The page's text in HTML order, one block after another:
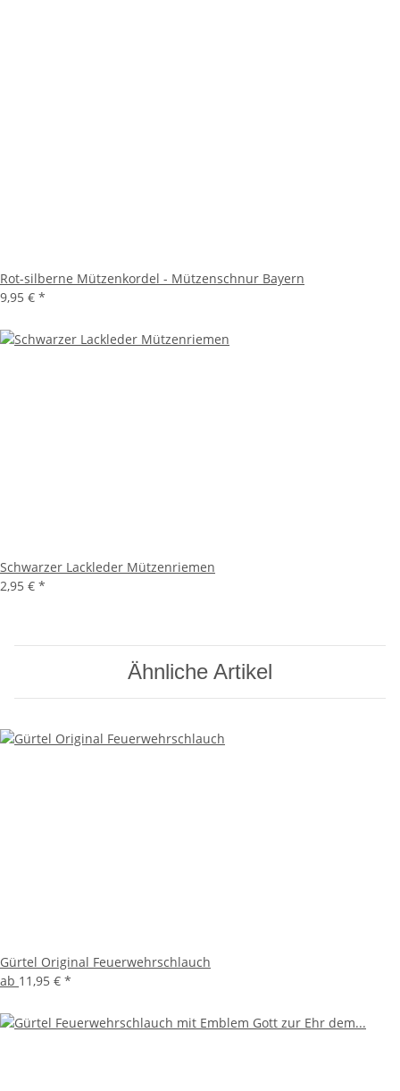
Rot-silberne Mützenkordel - Mützenschnur Bayern
9,95 € *
Schwarzer Lackleder Mützenriemen
2,95 € *
Ähnliche Artikel
Gürtel Original Feuerwehrschlauch
ab 11,95 € *